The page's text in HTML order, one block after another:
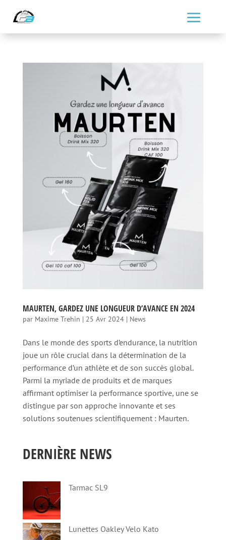
MAURTEN, GARDEZ UNE LONGUEUR D’AVANCE EN 2024
par Maxime Trehin | 25 Avr 2024| News
Dans le monde des sports d’endurance, la nutrition
joue un rôle crucial dans la détermination de la
performance d’un athlète et de son succès global.
Parmi la myriade de produits et de marques
affirmant optimiser la performance sportive, une se
distingue par son approche innovante et ses
solutions soutenues scientifiquement : Maurten.
DERNIÈRE NEWS
Tarmac SL9
Lunettes Oakley Velo Kato